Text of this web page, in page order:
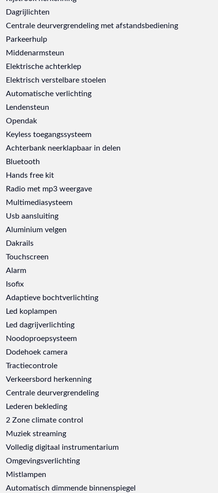
Dagrijlichten
Centrale deurvergrendeling met afstandsbediening
Parkeerhulp
Middenarmsteun
Elektrische achterklep
Elektrisch verstelbare stoelen
Automatische verlichting
Lendensteun
Opendak
Keyless toegangssysteem
Achterbank neerklapbaar in delen
Bluetooth
Hands free kit
Radio met mp3 weergave
Multimediasysteem
Usb aansluiting
Aluminium velgen
Dakrails
Touchscreen
Alarm
Isofix
Adaptieve bochtverlichting
Led koplampen
Led dagrijverlichting
Noodoproepsysteem
Dodehoek camera
Tractiecontrole
Verkeersbord herkenning
Centrale deurvergrendeling
Lederen bekleding
2 Zone climate control
Muziek streaming
Volledig digitaal instrumentarium
Omgevingsverlichting
Mistlampen
Automatisch dimmende binnenspiegel